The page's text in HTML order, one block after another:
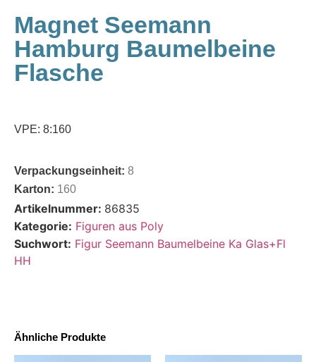
Magnet Seemann
Hamburg Baumelbeine
Flasche
VPE: 8:160
Verpackungseinheit: 8
Karton: 160
Artikelnummer: 86835
Kategorie: Figuren aus Poly
Suchwort: Figur Seemann Baumelbeine Ka Glas+Fl
HH
Ähnliche Produkte